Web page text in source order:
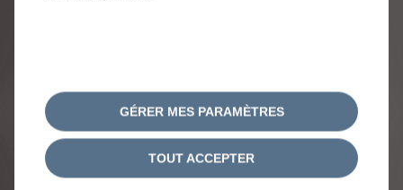
GÉRER MES PARAMÈTRES
TOUT ACCEPTER